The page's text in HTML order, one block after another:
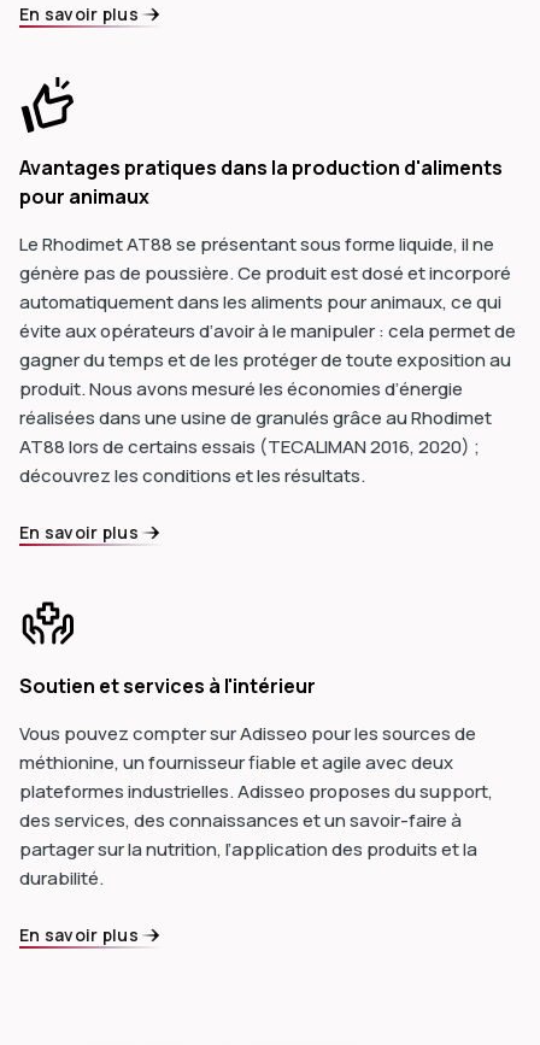
En savoir plus
Avantages pratiques dans la production d'aliments
pour animaux
Le Rhodimet AT88 se présentant sous forme liquide, il ne
génère pas de poussière. Ce produit est dosé et incorporé
automatiquement dans les aliments pour animaux, ce qui
évite aux opérateurs d’avoir à le manipuler : cela permet de
gagner du temps et de les protéger de toute exposition au
produit. Nous avons mesuré les économies d’énergie
réalisées dans une usine de granulés grâce au Rhodimet
AT88 lors de certains essais (TECALIMAN 2016, 2020) ;
découvrez les conditions et les résultats.
En savoir plus
Soutien et services à l'intérieur
Vous pouvez compter sur Adisseo pour les sources de
méthionine, un fournisseur fiable et agile avec deux
plateformes industrielles. Adisseo proposes du support,
des services, des connaissances et un savoir-faire à
partager sur la nutrition, l’application des produits et la
durabilité.
En savoir plus